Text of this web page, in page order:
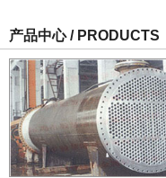
产品中心 / PRODUCTS